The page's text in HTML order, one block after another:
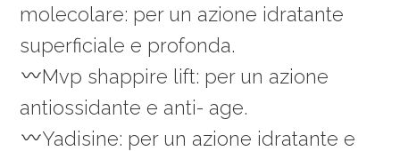
molecolare: per un azione idratante
superficiale e profonda.
Mvp shappire lift: per un azione
antiossidante e anti- age.
Yadisine: per un azione idratante e